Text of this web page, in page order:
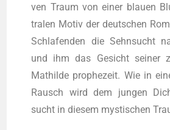
ven Traum von einer blau­en
tra­len Motiv der deut­schen
Schla­fen­den die Sehn­sucht
und ihm das Gesicht sei­ner
Mat­hil­de pro­phe­zeit. Wie in
Rausch wird dem jun­gen
sucht in die­sem mys­ti­schen